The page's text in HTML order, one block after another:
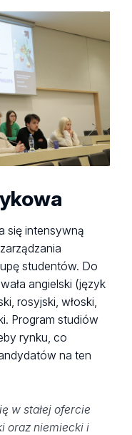
się intensywną
studentów. Do
angielski (język
rosyjski, włoski,
Program studiów
rynku, co
na ten
w stałej ofercie
oraz niemiecki i